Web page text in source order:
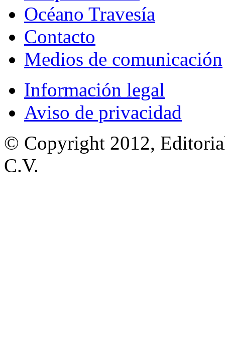
Océano Travesía
Contacto
Medios de comunicación
Información legal
Aviso de privacidad
© Copyright 2012,
C.V.